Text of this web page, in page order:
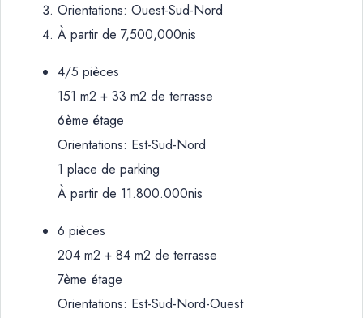
Orientations: Ouest-Sud-Nord
À partir de 7,500,000nis
4/5 pièces
151 m2 + 33 m2 de terrasse
6ème étage
Orientations: Est-Sud-Nord
1 place de parking
À partir de 11.800.000nis
6 pièces
204 m2 + 84 m2 de terrasse
7ème étage
Orientations: Est-Sud-Nord-Ouest